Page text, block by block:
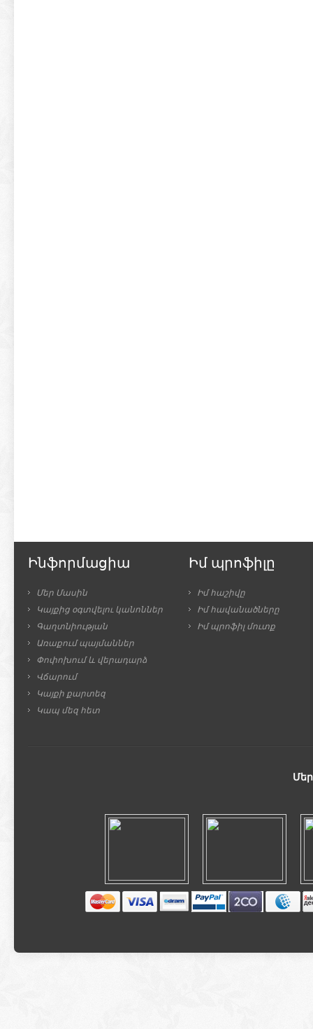
Ինֆորմացիա
Մեր Մասին
Կայքից օգտվելու կանոններ
Գաղտնիության
Առաքում պայմաններ
Փոփոխում և վերադարձ
Վճարում
Կայքի քարտեզ
Կապ մեզ հետ
Իմ պրոֆիլը
Իմ հաշիվը
Իմ հավանածները
Իմ պրոֆիլ մուտք